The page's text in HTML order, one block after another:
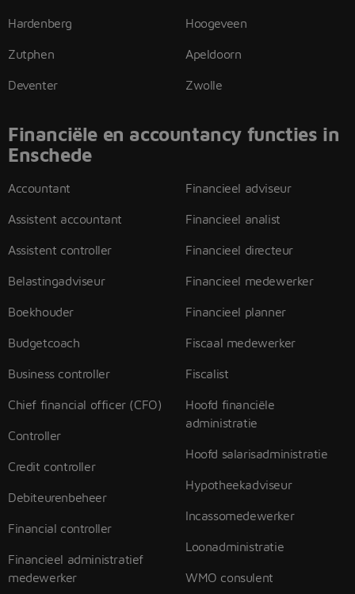
Hardenberg
Zutphen
Deventer
Hoogeveen
Apeldoorn
Zwolle
Financiële en accountancy functies in
Enschede
Accountant
Assistent accountant
Assistent controller
Belastingadviseur
Boekhouder
Budgetcoach
Business controller
Chief financial officer (CFO)
Controller
Credit controller
Debiteurenbeheer
Financial controller
Financieel administratief
medewerker
Financieel adviseur
Financieel analist
Financieel directeur
Financieel medewerker
Financieel planner
Fiscaal medewerker
Fiscalist
Hoofd financiële
administratie
Hoofd salarisadministratie
Hypotheekadviseur
Incassomedewerker
Loonadministratie
WMO consulent